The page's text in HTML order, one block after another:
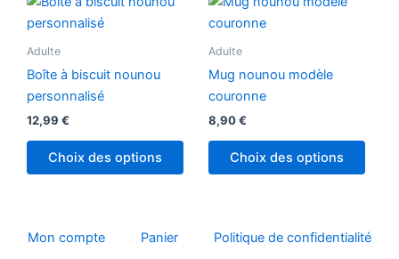
Adulte
Boîte à biscuit nounou
personnalisé
12,99 €
Choix des options
Adulte
Mug nounou modèle
couronne
8,90€
Choix des options
Mon compte Panier Politique de confidentialité